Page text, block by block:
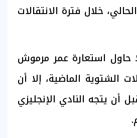
خلال فترة الانتقالات
حاول استعارة عمر مرموش
الشتوية الماضية، إلا أن
أن يتجه النادي الإنجليزي